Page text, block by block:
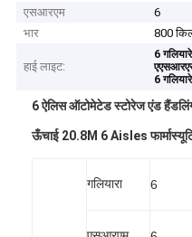
एसआरएम
6
भार
800
हाई लाइट:
6
6
6 ऐलिस ऑटोमेटेड स्टोरेज एंड
ऊँचाई 20.8M 6 Aisles
गलियारा 6